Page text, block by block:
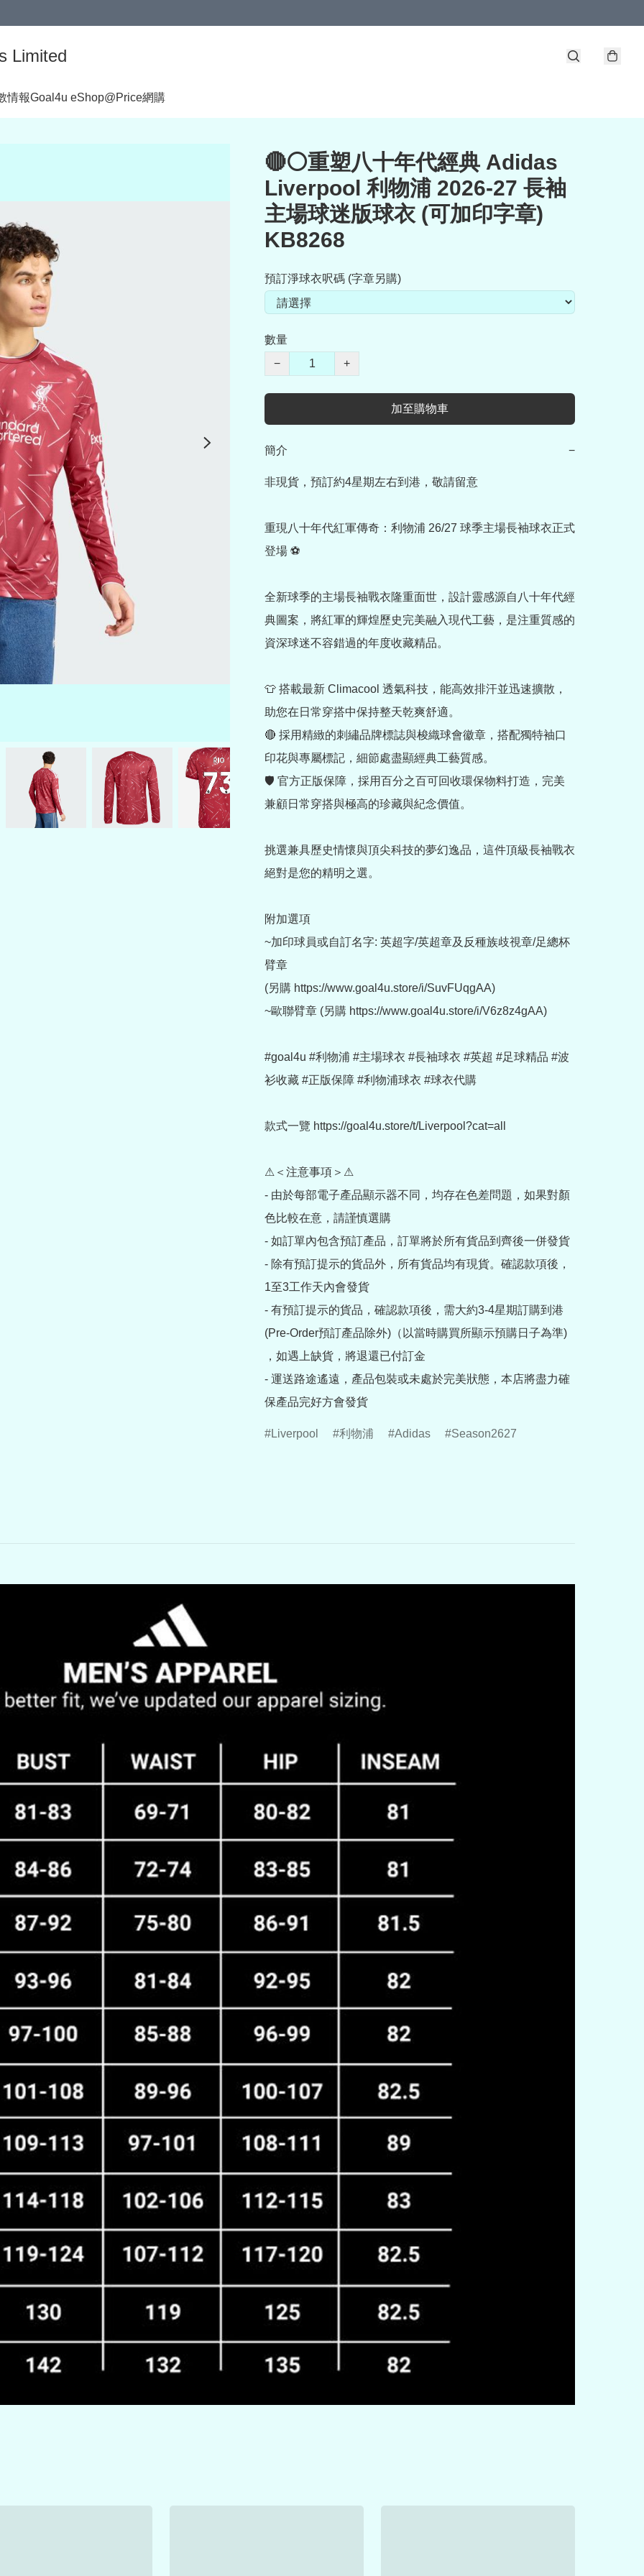
Limited
情報Goal4u eShop@Price網購
🔴⚪重塑八十年代經典 Adidas
Liverpool 利物浦 2026-27 長袖
主場球迷版球衣 (可加印字章)
KB8268
預訂淨球衣呎碼 (字章另購)
數量
−
+
加至購物車
簡介 −
非現貨，預訂約4星期左右到港，敬請留意
重現八十年代紅軍傳奇：利物浦 26/27 球季主場長袖球衣正式
登場 ⚽
全新球季的主場長袖戰衣隆重面世，設計靈感源自八十年代經
典圖案，將紅軍的輝煌歷史完美融入現代工藝，是注重質感的
資深球迷不容錯過的年度收藏精品。
👕 搭載最新 Climacool 透氣科技，能高效排汗並迅速擴散，
助您在日常穿搭中保持整天乾爽舒適。
🔴 採用精緻的刺繡品牌標誌與梭織球會徽章，搭配獨特袖口
印花與專屬標記，細節處盡顯經典工藝質感。
🛡️ 官方正版保障，採用百分之百可回收環保物料打造，完美
兼顧日常穿搭與極高的珍藏與紀念價值。
挑選兼具歷史情懷與頂尖科技的夢幻逸品，這件頂級長袖戰衣
絕對是您的精明之選。
附加選項
~加印球員或自訂名字: 英超字/英超章及反種族歧視章/足總杯
臂章
(另購 https://www.goal4u.store/i/SuvFUqgAA)
~歐聯臂章 (另購 https://www.goal4u.store/i/V6z8z4gAA)
#goal4u #利物浦 #主場球衣 #長袖球衣 #英超 #足球精品 #波
衫收藏 #正版保障 #利物浦球衣 #球衣代購
款式一覽 https://goal4u.store/t/Liverpool?cat=all
⚠＜注意事項＞⚠
- 由於每部電子產品顯示器不同，均存在色差問題，如果對顏
色比較在意，請謹慎選購
- 如訂單內包含預訂產品，訂單將於所有貨品到齊後一併發貨
- 除有預訂提示的貨品外，所有貨品均有現貨。確認款項後，
1至3工作天內會發貨
- 有預訂提示的貨品，確認款項後，需大約3-4星期訂購到港
(Pre-Order預訂產品除外)（以當時購買所顯示預購日子為準)
，如遇上缺貨，將退還已付訂金
- 運送路途遙遠，產品包裝或未處於完美狀態，本店將盡力確
保產品完好方會發貨
Liverpool 利物浦 Adidas Season2627